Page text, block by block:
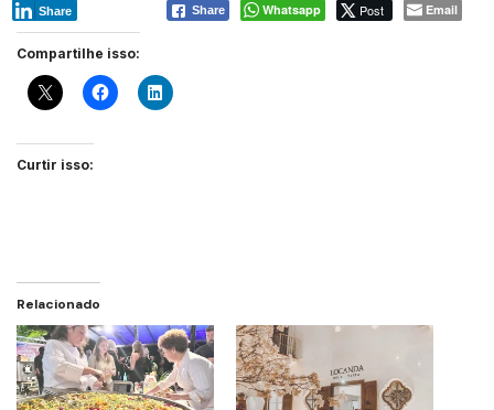
Share Whatsapp Post Email
Share
Compartilhe isso:
Curtir isso:
Relacionado